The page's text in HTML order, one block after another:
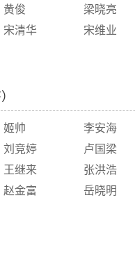
黄俊
梁晓亮
宋清华
宋维业
姬帅
李安海
刘竞婷
卢国梁
王继来
张洪浩
赵金富
岳晓明